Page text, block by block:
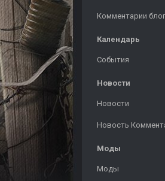
Комментарии
Календарь
События
Новости
Новости
Новость
Моды
Моды